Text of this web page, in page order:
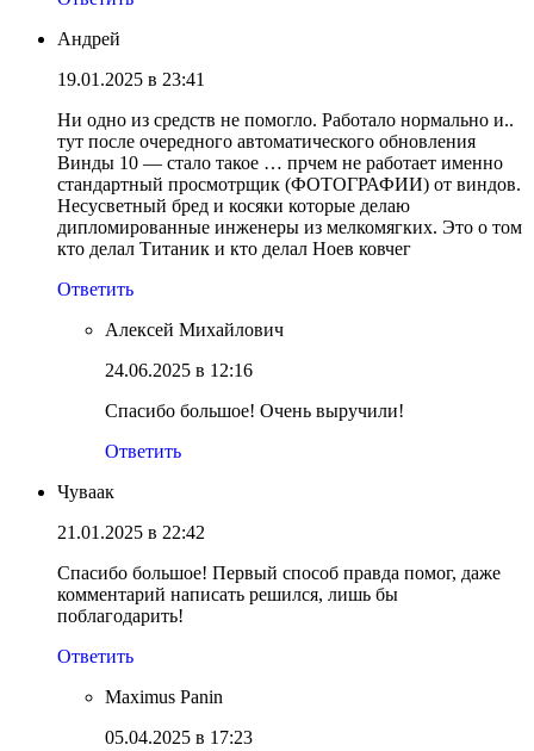
Андрей
19.01.2025 в 23:41
Ни одно из средств не помогло. Работало нормально и..
тут после очередного автоматического обновления
Винды 10 — стало такое … прчем не работает именно
стандартный просмотрщик (ФОТОГРАФИИ) от виндов.
Несусветный бред и косяки которые делаю
дипломированные инженеры из мелкомягких. Это о том
кто делал Титаник и кто делал Ноев ковчег
Ответить
Алексей Михайлович
24.06.2025 в 12:16
Спасибо большое! Очень выручили!
Ответить
Чуваак
21.01.2025 в 22:42
Спасибо большое! Первый способ правда помог, даже
комментарий написать решился, лишь бы
поблагодарить!
Ответить
Maximus Panin
05.04.2025 в 17:23